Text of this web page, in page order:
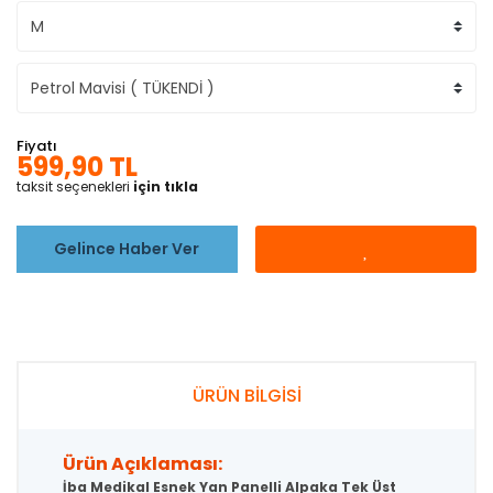
Fiyatı
599,90 TL
taksit seçenekleri için tıkla
Gelince Haber Ver
ÜRÜN BİLGİSİ
Ürün Açıklaması:
İba Medikal Esnek Yan Panelli Alpaka Tek Üst